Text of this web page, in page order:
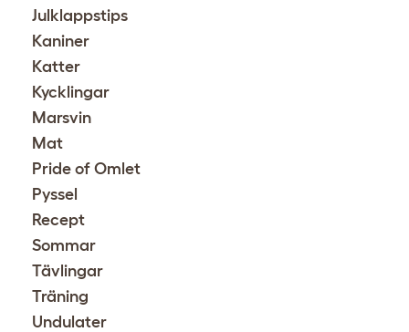
Julklappstips
Kaniner
Katter
Kycklingar
Marsvin
Mat
Pride of Omlet
Pyssel
Recept
Sommar
Tävlingar
Träning
Undulater